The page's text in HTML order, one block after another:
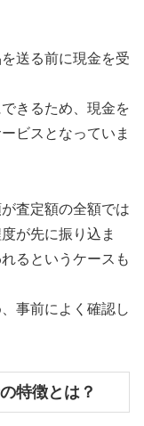
送る前に現金を受
きるため、現金を
ビスとなっていま
査定額の全額では
が先に振り込ま
るというケースも
事前によく確認し
特徴とは？